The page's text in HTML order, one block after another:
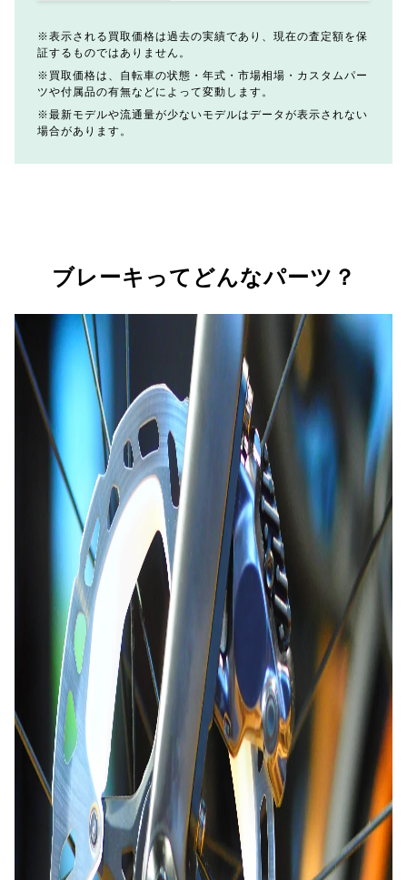
表示される買取価格は過去の実績であり、現在の査定額を保
証するものではありません。
買取価格は、自転車の状態・年式・市場相場・カスタムパー
ツや付属品の有無などによって変動します。
最新モデルや流通量が少ないモデルはデータが表示されない
場合があります。
ブレーキってどんなパーツ？